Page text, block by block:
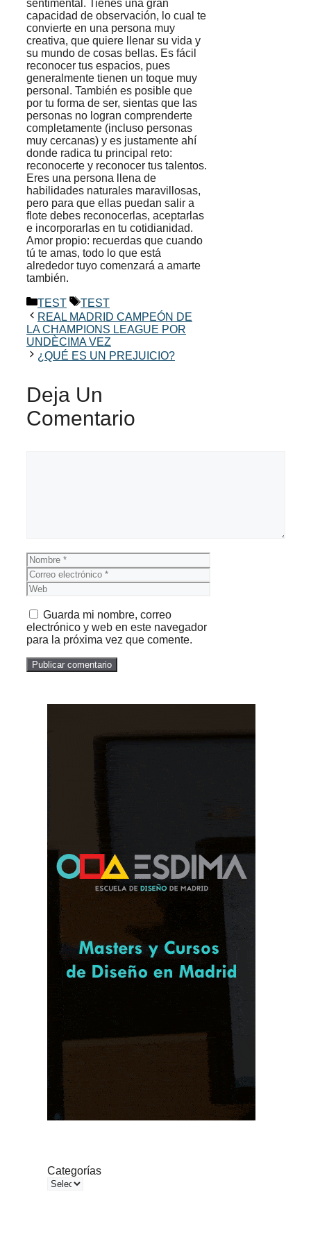
sentimental. Tienes una gran
capacidad de observación, lo cual te
convierte en una persona muy
creativa, que quiere llenar su vida y
su mundo de cosas bellas. Es fácil
reconocer tus espacios, pues
generalmente tienen un toque muy
personal. También es posible que
por tu forma de ser, sientas que las
personas no logran comprenderte
completamente (incluso personas
muy cercanas) y es justamente ahí
donde radica tu principal reto:
reconocerte y reconocer tus talentos.
Eres una persona llena de
habilidades naturales maravillosas,
pero para que ellas puedan salir a
flote debes reconocerlas, aceptarlas
e incorporarlas en tu cotidianidad.
Amor propio: recuerdas que cuando
tú te amas, todo lo que está
alrededor tuyo comenzará a amarte
también.
Categorías
TEST Etiquetas
TEST
REAL MADRID CAMPEÓN DE
LA CHAMPIONS LEAGUE POR
UNDÈCIMA VEZ
¿QUÉ ES UN PREJUICIO?
Deja Un
Comentario
Nombre
Correo
electrónico
Web
Guarda mi nombre, correo
electrónico y web en este navegador
para la próxima vez que comente.
Categorías